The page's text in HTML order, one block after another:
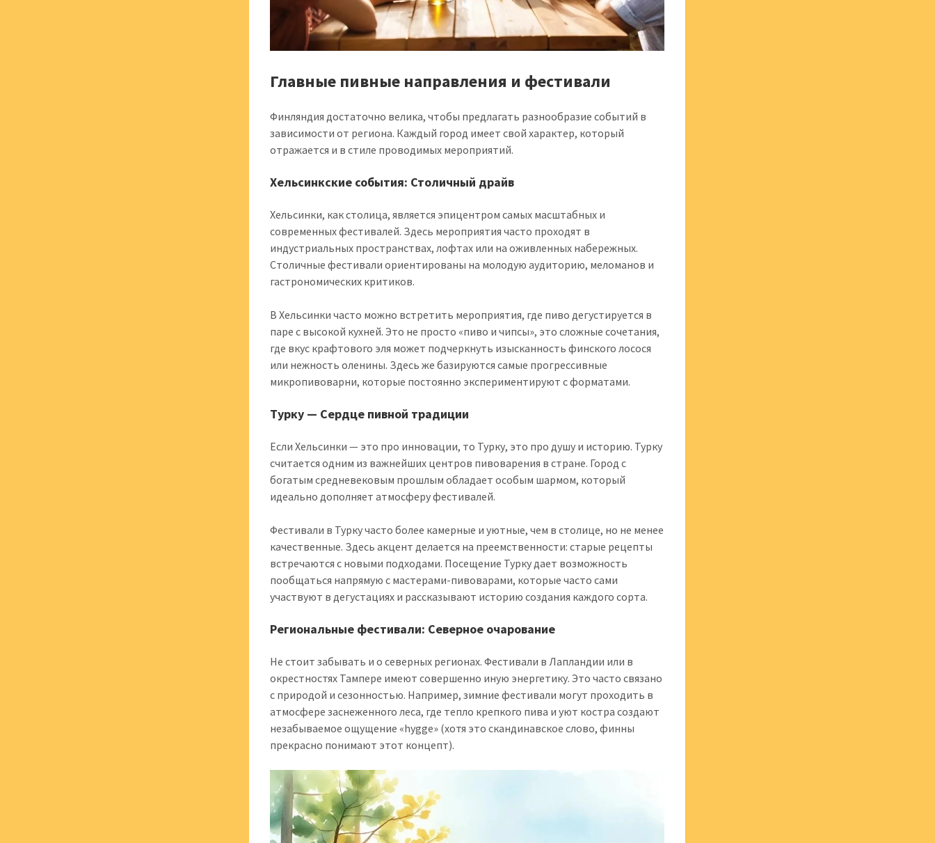
Главные пивные направления и фестивали
Финляндия достаточно велика, чтобы предлагать разнообразие событий в
зависимости от региона. Каждый город имеет свой характер, который
отражается и в стиле проводимых мероприятий.
Хельсинкские события: Столичный драйв
Хельсинки, как столица, является эпицентром самых масштабных и
современных фестивалей. Здесь мероприятия часто проходят в
индустриальных пространствах, лофтах или на оживленных набережных.
Столичные фестивали ориентированы на молодую аудиторию, меломанов и
гастрономических критиков.
В Хельсинки часто можно встретить мероприятия, где пиво дегустируется в
паре с высокой кухней. Это не просто «пиво и чипсы», это сложные сочетания,
где вкус крафтового эля может подчеркнуть изысканность финского лосося
или нежность оленины. Здесь же базируются самые прогрессивные
микропивоварни, которые постоянно экспериментируют с форматами.
Турку — Сердце пивной традиции
Если Хельсинки — это про инновации, то Турку, это про душу и историю. Турку
считается одним из важнейших центров пивоварения в стране. Город с
богатым средневековым прошлым обладает особым шармом, который
идеально дополняет атмосферу фестивалей.
Фестивали в Турку часто более камерные и уютные, чем в столице, но не менее
качественные. Здесь акцент делается на преемственности: старые рецепты
встречаются с новыми подходами. Посещение Турку дает возможность
пообщаться напрямую с мастерами-пивоварами, которые часто сами
участвуют в дегустациях и рассказывают историю создания каждого сорта.
Региональные фестивали: Северное очарование
Не стоит забывать и о северных регионах. Фестивали в Лапландии или в
окрестностях Тампере имеют совершенно иную энергетику. Это часто связано
с природой и сезонностью. Например, зимние фестивали могут проходить в
атмосфере заснеженного леса, где тепло крепкого пива и уют костра создают
незабываемое ощущение «hygge» (хотя это скандинавское слово, финны
прекрасно понимают этот концепт).